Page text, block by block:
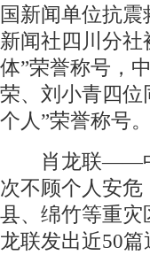
国新闻单位抗
新闻社四川分
体”荣誉称号，
荣、刘小青四位
个人”荣誉称号。
肖龙联——中
次不顾个人安
县、绵竹等重灾
龙联发出近50